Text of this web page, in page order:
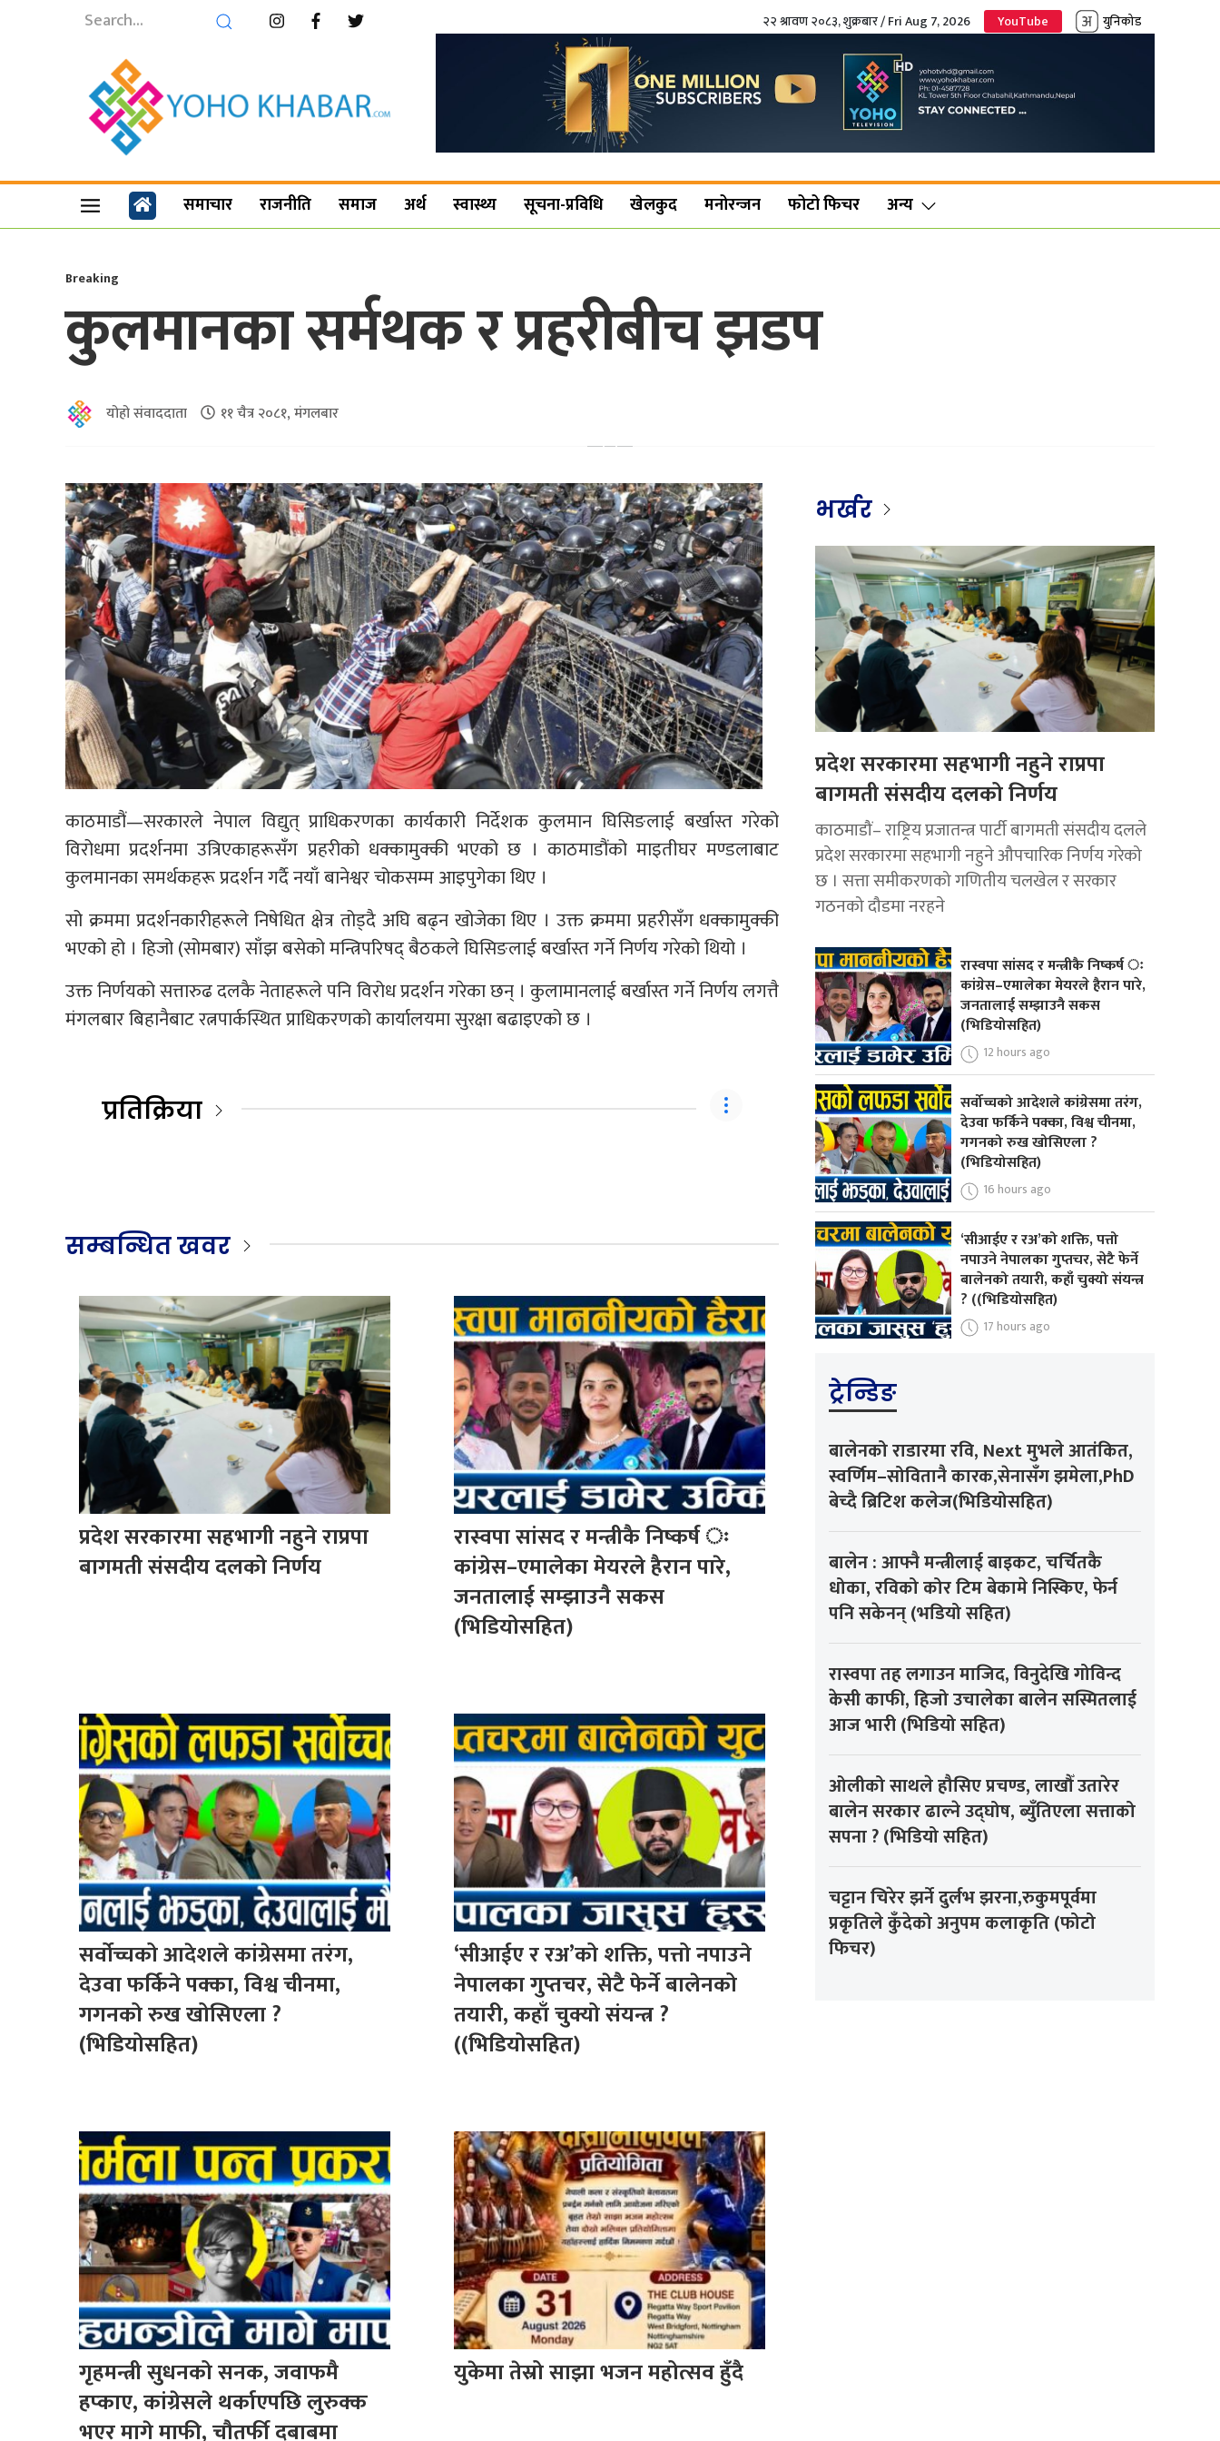
२२ श्रावण २०८३, शुक्रबार / Fri Aug 7, 2026 YouTube युनिकोड
समाचार राजनीति समाज अर्थ स्वास्थ्य सूचना-प्रविधि खेलकुद मनोरन्जन फोटो फिचर अन्य
Breaking
कुलमानका सर्मथक र प्रहरीबीच झडप
योहो संवाददाता ११ चैत्र २०८१, मंगलबार
काठमाडौं—सरकारले नेपाल विद्युत् प्राधिकरणका कार्यकारी निर्देशक कुलमान घिसिङलाई बर्खास्त गरेको
विरोधमा प्रदर्शनमा उत्रिएकाहरूसँग प्रहरीको धक्कामुक्की भएको छ । काठमाडौंको माइतीघर मण्डलाबाट
कुलमानका समर्थकहरू प्रदर्शन गर्दै नयाँ बानेश्वर चोकसम्म आइपुगेका थिए ।
सो क्रममा प्रदर्शनकारीहरूले निषेधित क्षेत्र तोड्दै अघि बढ्न खोजेका थिए । उक्त क्रममा प्रहरीसँग धक्कामुक्की
भएको हो । हिजो (सोमबार) साँझ बसेको मन्त्रिपरिषद् बैठकले घिसिङलाई बर्खास्त गर्ने निर्णय गरेको थियो ।
उक्त निर्णयको सत्तारुढ दलकै नेताहरूले पनि विरोध प्रदर्शन गरेका छन् । कुलामानलाई बर्खास्त गर्ने निर्णय लगत्तै
मंगलबार बिहानैबाट रत्नपार्कस्थित प्राधिकरणको कार्यालयमा सुरक्षा बढाइएको छ ।
प्रतिक्रिया
सम्बन्धित खवर
प्रदेश सरकारमा सहभागी नहुने राप्रपा
बागमती संसदीय दलको निर्णय
रास्वपा सांसद र मन्त्रीकै निष्कर्ष ः
कांग्रेस–एमालेका मेयरले हैरान पारे,
जनतालाई सम्झाउनै सकस
(भिडियोसहित)
सर्वोच्चको आदेशले कांग्रेसमा तरंग,
देउवा फर्किने पक्का, विश्व चीनमा,
गगनको रुख खोसिएला ?
(भिडियोसहित)
‘सीआईए र रअ’को शक्ति, पत्तो नपाउने
नेपालका गुप्तचर, सेटै फेर्ने बालेनको
तयारी, कहाँ चुक्यो संयन्त्र ?
((भिडियोसहित)
गृहमन्त्री सुधनको सनक, जवाफमै
हप्काए, कांग्रेसले थर्काएपछि लुरुक्क
भएर मागे माफी, चौतर्फी दबाबमा
युकेमा तेस्रो साझा भजन महोत्सव हुँदै
भर्खर
प्रदेश सरकारमा सहभागी नहुने राप्रपा
बागमती संसदीय दलको निर्णय
काठमाडौं– राष्ट्रिय प्रजातन्त्र पार्टी बागमती संसदीय दलले
प्रदेश सरकारमा सहभागी नहुने औपचारिक निर्णय गरेको
छ । सत्ता समीकरणको गणितीय चलखेल र सरकार
गठनको दौडमा नरहने
रास्वपा सांसद र मन्त्रीकै निष्कर्ष ः
कांग्रेस–एमालेका मेयरले हैरान पारे,
जनतालाई सम्झाउनै सकस
(भिडियोसहित)
12 hours ago
सर्वोच्चको आदेशले कांग्रेसमा तरंग,
देउवा फर्किने पक्का, विश्व चीनमा,
गगनको रुख खोसिएला ?
(भिडियोसहित)
16 hours ago
‘सीआईए र रअ’को शक्ति, पत्तो
नपाउने नेपालका गुप्तचर, सेटै फेर्ने
बालेनको तयारी, कहाँ चुक्यो संयन्त्र
? ((भिडियोसहित)
17 hours ago
ट्रेन्डिङ
बालेनको राडारमा रवि, Next मुभले आतंकित,
स्वर्णिम–सोवितानै कारक,सेनासँग झमेला,PhD
बेच्दै ब्रिटिश कलेज(भिडियोसहित)
बालेन : आफ्नै मन्त्रीलाई बाइकट, चर्चितकै
धोका, रविको कोर टिम बेकामे निस्किए, फेर्न
पनि सकेनन् (भडियो सहित)
रास्वपा तह लगाउन माजिद, विनुदेखि गोविन्द
केसी काफी, हिजो उचालेका बालेन सस्मितलाई
आज भारी (भिडियो सहित)
ओलीको साथले हौसिए प्रचण्ड, लाखौँ उतारेर
बालेन सरकार ढाल्ने उद्घोष, ब्युँतिएला सत्ताको
सपना ? (भिडियो सहित)
चट्टान चिरेर झर्ने दुर्लभ झरना,रुकुमपूर्वमा
प्रकृतिले कुँदेको अनुपम कलाकृति (फोटो
फिचर)